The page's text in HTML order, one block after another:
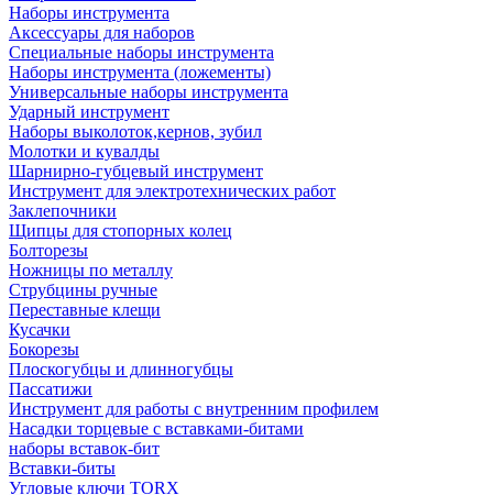
Наборы инструмента
Аксессуары для наборов
Специальные наборы инструмента
Наборы инструмента (ложементы)
Универсальные наборы инструмента
Ударный инструмент
Наборы выколоток,кернов, зубил
Молотки и кувалды
Шарнирно-губцевый инструмент
Инструмент для электротехнических работ
Заклепочники
Щипцы для стопорных колец
Болторезы
Ножницы по металлу
Струбцины ручные
Переставные клещи
Кусачки
Бокорезы
Плоскогубцы и длинногубцы
Пассатижи
Инструмент для работы с внутренним профилем
Насадки торцевые с вставками-битами
наборы вставок-бит
Вставки-биты
Угловые ключи TORX